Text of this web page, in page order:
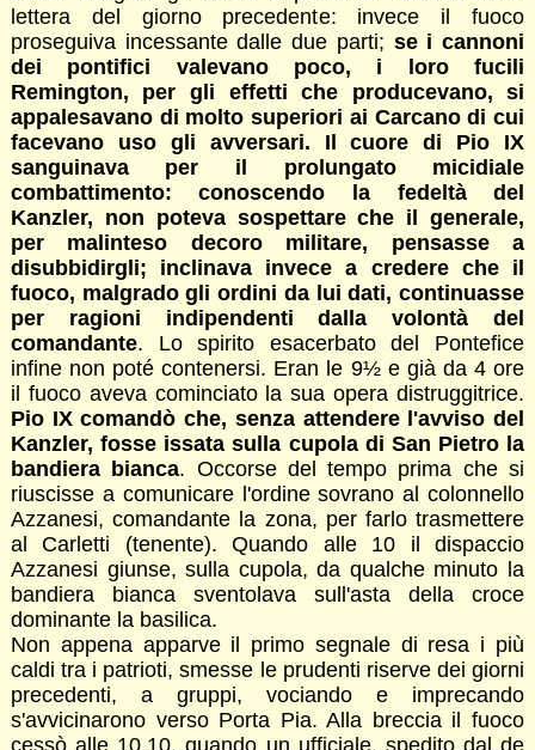
lettera del giorno precedente: invece il fuoco
proseguiva incessante dalle due parti; se i cannoni
dei pontifici valevano poco, i loro fucili
Remington, per gli effetti che producevano, si
appalesavano di molto superiori ai Carcano di cui
facevano uso gli avversari. Il cuore di Pio IX
sanguinava per il prolungato micidiale
combattimento: conoscendo la fedeltà del
Kanzler, non poteva sospettare che il generale,
per malinteso decoro militare, pensasse a
disubbidirgli; inclinava invece a credere che il
fuoco, malgrado gli ordini da lui dati, continuasse
per ragioni indipendenti dalla volontà del
comandante. Lo spirito esacerbato del Pontefice
infine non poté contenersi. Eran le 9½ e già da 4 ore
il fuoco aveva cominciato la sua opera distruggitrice.
Pio IX comandò che, senza attendere l'avviso del
Kanzler, fosse issata sulla cupola di San Pietro la
bandiera bianca. Occorse del tempo prima che si
riuscisse a comunicare l'ordine sovrano al colonnello
Azzanesi, comandante la zona, per farlo trasmettere
al Carletti (tenente). Quando alle 10 il dispaccio
Azzanesi giunse, sulla cupola, da qualche minuto la
bandiera bianca sventolava sull'asta della croce
dominante la basilica.
Non appena apparve il primo segnale di resa i più
caldi tra i patrioti, smesse le prudenti riserve dei giorni
precedenti, a gruppi, vociando e imprecando
s'avvicinarono verso Porta Pia. Alla breccia il fuoco